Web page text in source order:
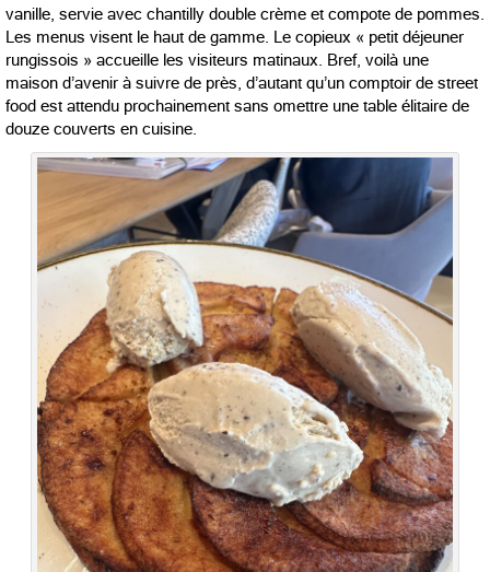
vanille, servie avec chantilly double crème et compote de pommes.
Les menus visent le haut de gamme. Le copieux « petit déjeuner
rungissois » accueille les visiteurs matinaux. Bref, voilà une
maison d’avenir à suivre de près, d’autant qu’un comptoir de street
food est attendu prochainement sans omettre une table élitaire de
douze couverts en cuisine.